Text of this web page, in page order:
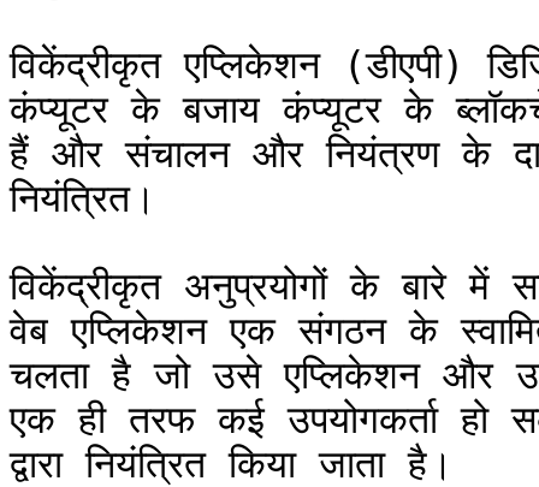
विकेंद्रीकृत एप्लिकेशन (डीएपी)
कंप्यूटर के बजाय कंप्यूटर के
हैं और संचालन और नियंत्रण के
नियंत्रित।
विकेंद्रीकृत अनुप्रयोगों के बारे में
वेब एप्लिकेशन एक संगठन के
चलता है जो उसे एप्लिकेशन और
एक ही तरफ कई उपयोगकर्ता
द्वारा नियंत्रित किया जाता है।